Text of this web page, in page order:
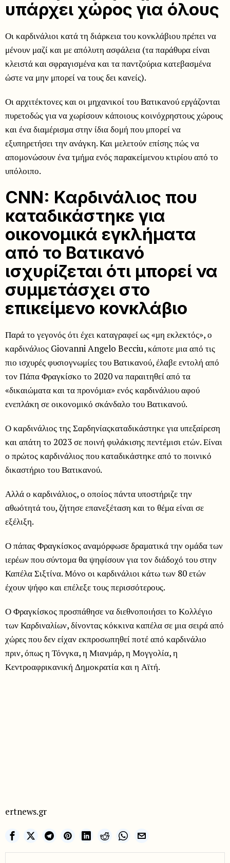
υπάρχει χώρος για όλους
Οι καρδινάλιοι κατά τη διάρκεια του κονκλάβιου πρέπει να
μένουν μαζί και με απόλυτη ασφάλεια (τα παράθυρα είναι
κλειστά και σφραγισμένα και τα παντζούρια κατεβασμένα
ώστε να μην μπορεί να τους δει κανείς).
Οι αρχιτέκτονες και οι μηχανικοί του Βατικανού εργάζονται
πυρετοδώς για να χωρίσουν κάποιους κοινόχρηστους χώρους
και ένα διαμέρισμα στην ίδια δομή που μπορεί να
εξυπηρετήσει την ανάγκη. Και μελετούν επίσης πώς να
απομονώσουν ένα τμήμα ενός παρακείμενου κτιρίου από το
υπόλοιπο.
CNN: Καρδινάλιος που
καταδικάστηκε για
οικονομικά εγκλήματα
από το Βατικανό
ισχυρίζεται ότι μπορεί να
συμμετάσχει στο
επικείμενο κονκλάβιο
Παρά το γεγονός ότι έχει καταγραφεί ως «μη εκλεκτός», ο
καρδινάλιος Giovanni Angelo Becciu, κάποτε μια από τις
πιο ισχυρές φυσιογνωμίες του Βατικανού, έλαβε εντολή από
τον Πάπα Φραγκίσκο το 2020 να παραιτηθεί από τα
«δικαιώματα και τα προνόμια» ενός καρδινάλιου αφού
ενεπλάκη σε οικονομικό σκάνδαλο του Βατικανού.
Ο καρδινάλιος της Σαρδηνίαςκαταδικάστηκε για υπεξαίρεση
και απάτη το 2023 σε ποινή φυλάκισης πεντέμισι ετών. Είναι
ο πρώτος καρδινάλιος που καταδικάστηκε από το ποινικό
δικαστήριο του Βατικανού.
Αλλά ο καρδινάλιος, ο οποίος πάντα υποστήριζε την
αθωότητά του, ζήτησε επανεξέταση και το θέμα είναι σε
εξέλιξη.
Ο πάπας Φραγκίσκος αναμόρφωσε δραματικά την ομάδα των
ιερέων που σύντομα θα ψηφίσουν για τον διάδοχό του στην
Καπέλα Σιξτίνα. Μόνο οι καρδινάλιοι κάτω των 80 ετών
έχουν ψήφο και επέλεξε τους περισσότερους.
Ο Φραγκίσκος προσπάθησε να διεθνοποιήσει το Κολλέγιο
των Καρδιναλίων, δίνοντας κόκκινα καπέλα σε μια σειρά από
χώρες που δεν είχαν εκπροσωπηθεί ποτέ από καρδινάλιο
πριν, όπως η Τόνγκα, η Μιανμάρ, η Μογγολία, η
Κεντροαφρικανική Δημοκρατία και η Αϊτή.
ertnews.gr